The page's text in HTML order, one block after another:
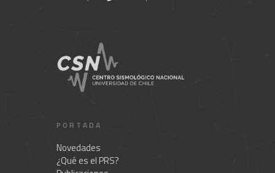
PORTADA
Novedades
¿Qué es el PRS?